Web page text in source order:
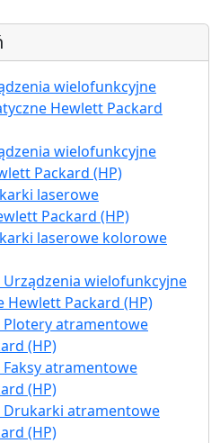
wielofunkcyjne
Hewlett Packard
wielofunkcyjne
Packard (HP)
laserowe
Packard (HP)
laserowe kolorowe
wielofunkcyjne
Packard (HP)
atramentowe
(HP)
atramentowe
(HP)
atramentowe
(HP)